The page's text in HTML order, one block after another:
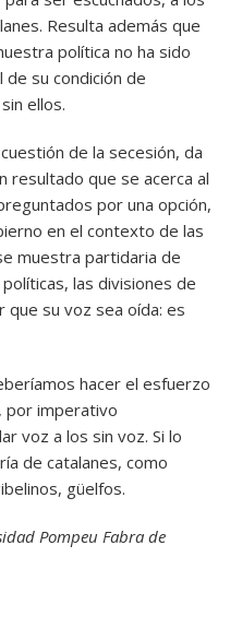
Resulta además que
política no ha sido
su condición de
ellos.
de la secesión, da
resultado que se acerca al
por una opción,
en el contexto de las
muestra partidaria de
las divisiones de
su voz sea oída: es
hacer el esfuerzo
por imperativo
voz a los sin voz. Si lo
de catalanes, como
güelfos.
Pompeu Fabra de